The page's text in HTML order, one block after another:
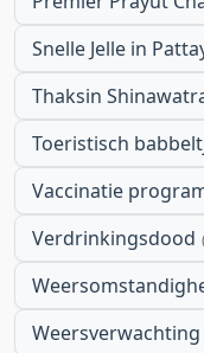
Snelle Jelle in
Thaksin
Toeristisch
Vaccinatie
Verdrinkingsdood
Weersverwachting